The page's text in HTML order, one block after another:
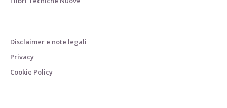
Disclaimer e note legali
Privacy
Cookie Policy